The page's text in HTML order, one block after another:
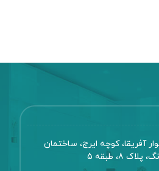
آفریقا، کوچه ایرج، ساختمان
8، طبقه 5